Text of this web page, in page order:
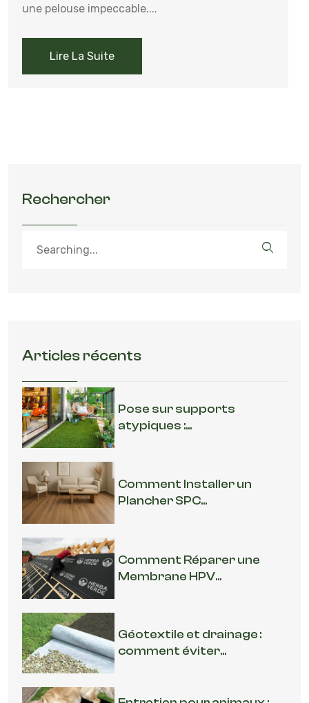
une pelouse impeccable....
Lire La Suite
Rechercher
Articles récents
Pose sur supports
atypiques :...
Comment Installer un
Plancher SPC...
Comment Réparer une
Membrane HPV...
Géotextile et drainage :
comment éviter...